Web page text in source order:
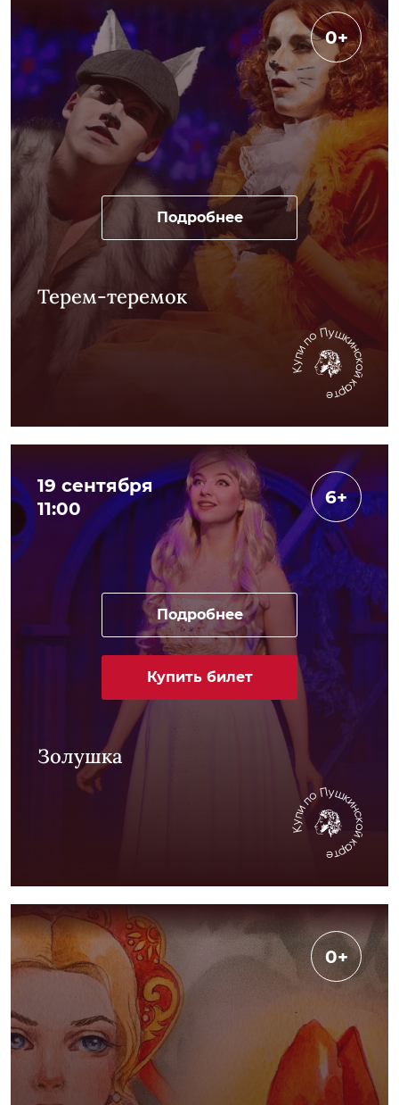
0+
Подробнее
Терем-теремок
19 сентября
11:00
6+
Подробнее
Купить билет
Золушка
0+